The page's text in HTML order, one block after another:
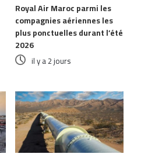
Royal Air Maroc parmi les
compagnies aériennes les
plus ponctuelles durant l’été
2026
il y a 2 jours